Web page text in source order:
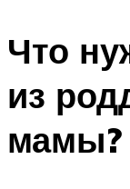
Что
из
мамы?